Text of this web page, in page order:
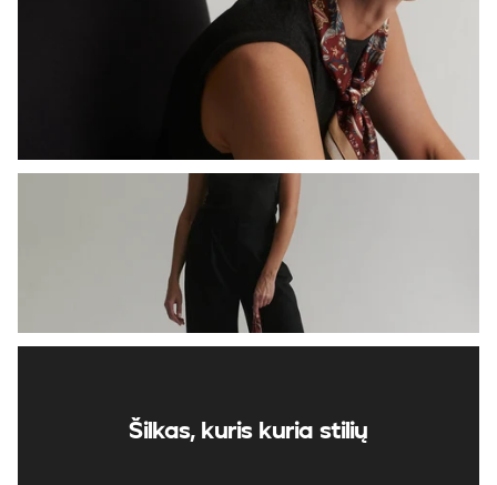
Šilkas, kuris kuria stilių